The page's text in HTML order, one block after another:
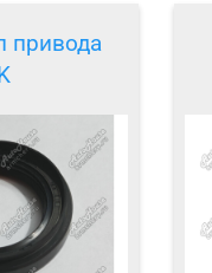
привода